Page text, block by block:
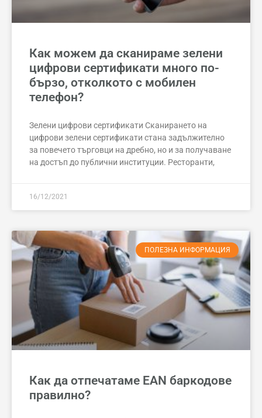
Как можем да сканираме зелени
цифрови сертификати много по-
бързо, отколкото с мобилен
телефон?
Зелени цифрови сертификати Сканирането на
цифрови зелени сертификати стана задължително
за повечето търговци на дребно, но и за получаване
на достъп до публични институции. Ресторанти,
16/12/2021
ПОЛЕЗНА ИНФОРМАЦИЯ
Как да отпечатаме EAN баркодове
правилно?